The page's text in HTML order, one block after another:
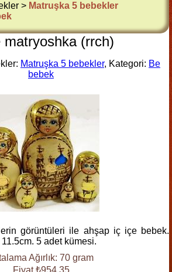
> Matruşka 5 bebekler
matryoshka (rrch)
Matruşka 5 bebekler, Kategori: Be
bebek
görüntüleri ile ahşap iç içe bebek.
5 adet kümesi.
Ağırlık: 70 gram
Fiyat ₺954.35